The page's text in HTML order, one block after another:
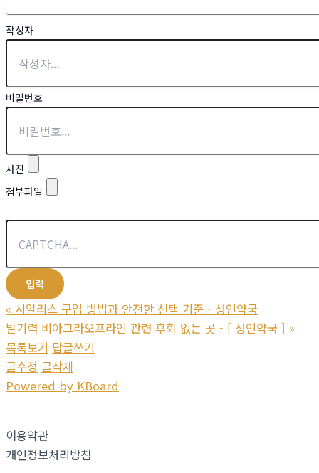
작성자
비밀번호
사진
첨부파일
« 시알리스 구입 방법과 안전한 선택 기준 - 성인약국
발기력 비아그라오프라인 관련 후회 없는 곳 - [ 성인약국 ] »
목록보기 답글쓰기
글수정 글삭제
Powered by KBoard
이용약관
개인정보처리방침